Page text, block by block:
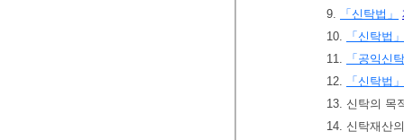
9.
「신탁법」
10.
「신탁법」
11.
「공익신
12.
「신탁법」
13. 신탁의 목
14. 신탁재산